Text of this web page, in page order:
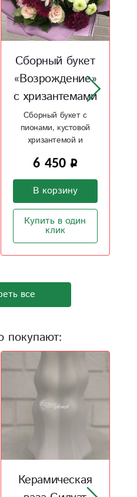
Сборный букет
«Нежное
дыхание»
По настоящему
прекрасный букет для
изысканной леди
4 800
В корзину
Купить в один
клик
все
покупают:
Ваза Wood